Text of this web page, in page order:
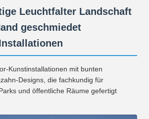
Leuchtfalter Landschaft
geschmiedet
Kunstinstallationen mit bunten
Designs, die fachkundig für
und öffentliche Räume gefertigt